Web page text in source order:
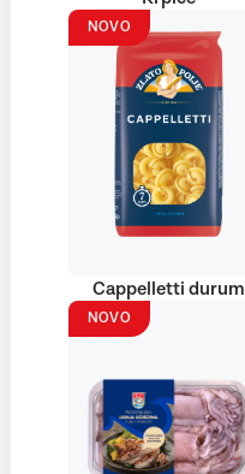
NOVO
Cappelletti durum
NOVO